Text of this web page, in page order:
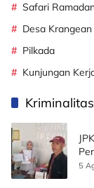
Safari
Desa Krangean
Pilkada
Kunjungan
Kriminalitas
5